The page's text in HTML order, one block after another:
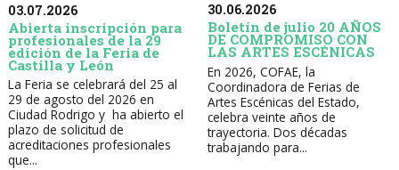
03.07.2026
Abierta inscripción para
profesionales de la 29
edición de la Feria de
Castilla y León
La Feria se celebrará del 25 al
29 de agosto del 2026 en
Ciudad Rodrigo y ha abierto el
plazo de solicitud de
acreditaciones profesionales
que...
30.06.2026
Boletín de julio 20 AÑOS
DE COMPROMISO CON
LAS ARTES ESCÉNICAS
En 2026, COFAE, la
Coordinadora de Ferias de
Artes Escénicas del Estado,
celebra veinte años de
trayectoria. Dos décadas
trabajando para...